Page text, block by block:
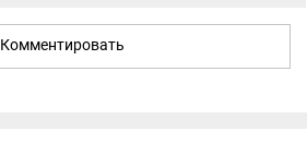
Комментировать